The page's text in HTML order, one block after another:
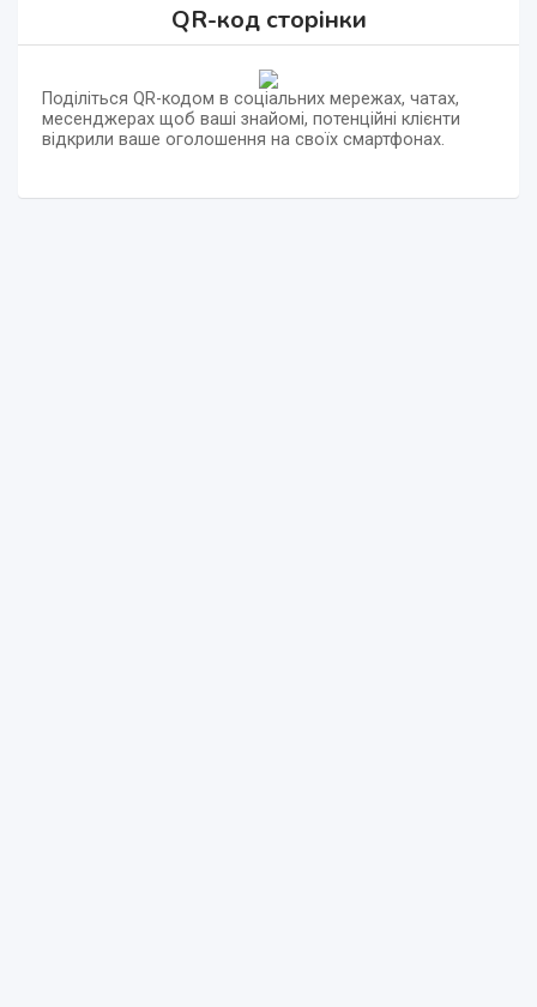
QR-код сторінки
Поділіться QR-кодом в соціальних мережах, чатах,
месенджерах щоб ваші знайомі, потенційні клієнти
відкрили ваше оголошення на своїх смартфонах.